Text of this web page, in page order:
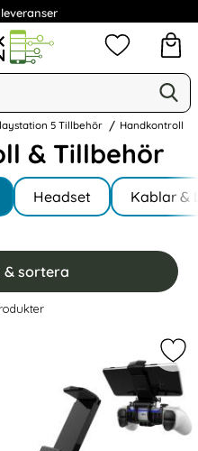
19 kr
Mina
5 Tillbehör Handkontroll
& Tillbehör
Headset Kablar &
& sortera
aOLION Universal RGB